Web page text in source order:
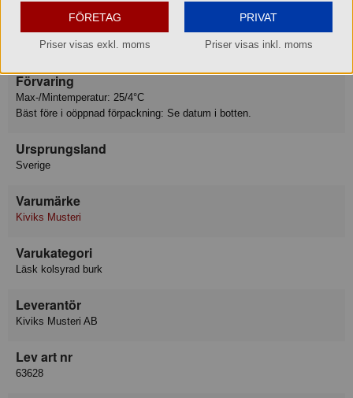
- Varav sockerarter 8.5 g
Salt 0.01 g
Förvaring
Max-/Mintemperatur: 25/4°C
Bäst före i oöppnad förpackning: Se datum i botten.
Ursprungsland
Sverige
Varumärke
Kiviks Musteri
Varukategori
Läsk kolsyrad burk
Leverantör
Kiviks Musteri AB
Lev art nr
63628
FÖRETAG
Priser visas exkl. moms
PRIVAT
Priser visas inkl. moms